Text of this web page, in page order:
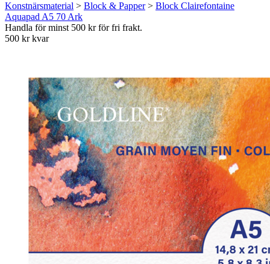
Konstnärsmaterial > Block & Papper> Block Clairefontaine
Aquapad A5 70 Ark
Handla för minst 500 kr för fri frakt.
500 kr kvar